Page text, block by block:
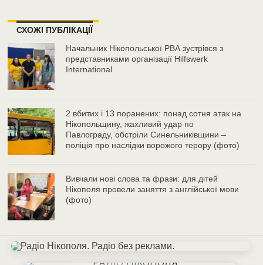
СХОЖІ ПУБЛІКАЦІЇ
Начальник Нікопольської РВА зустрівся з
представниками організації Hilfswerk
International
2 вбитих і 13 поранених: понад сотня атак на
Нікопольщину, жахливий удар по
Павлограду, обстріли Синельниківщини –
поліція про наслідки ворожого терору (фото)
Вивчали нові слова та фрази: для дітей
Нікополя провели заняття з англійської мови
(фото)